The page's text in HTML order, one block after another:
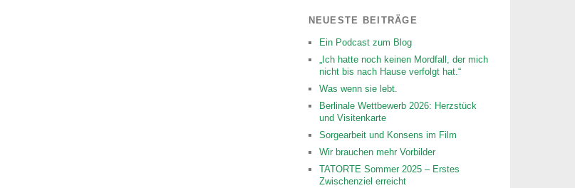
NEUESTE BEITRÄGE
Ein Podcast zum Blog
„Ich hatte noch keinen Mordfall, der mich
nicht bis nach Hause verfolgt hat.“
Was wenn sie lebt.
Berlinale Wettbewerb 2026: Herzstück
und Visitenkarte
Sorgearbeit und Konsens im Film
Wir brauchen mehr Vorbilder
TATORTE Sommer 2025 – Erstes
Zwischenziel erreicht